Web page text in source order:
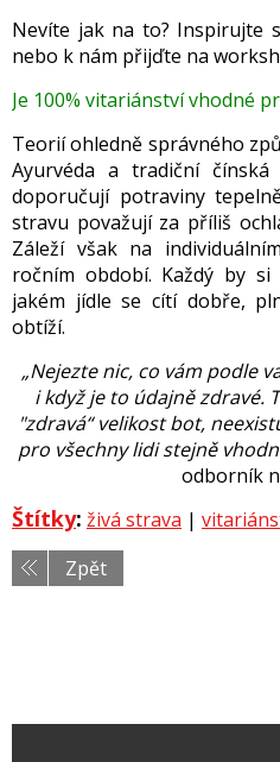
Nevíte jak na to? Inspirujte
nebo k nám přijďte na
Je 100% vitariánství vhodné
Teorií ohledně správného
Ayurvéda a tradiční
doporučují potraviny
stravu považují za příliš
Záleží však na
ročním období. Každý by
jakém jídle se cítí dobře,
obtíží.
„Nejezte nic, co vám podle
i když je to údajně zdravé.
"zdravá“ velikost bot,
pro všechny lidi stejně
odborník
Štítky: živá strava |
Zpět